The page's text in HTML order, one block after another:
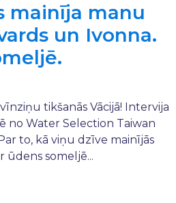
mainīja manu
un Ivonna.
tikšanās Vācijā! Intervija
no Water Selection Taiwan
to, kā viņu dzīve mainījās
ūdens someljē...